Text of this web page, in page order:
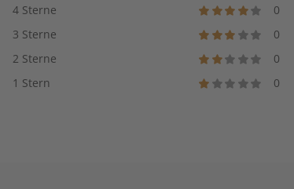
4 Sterne
0
3 Sterne
0
2 Sterne
0
1 Stern
0